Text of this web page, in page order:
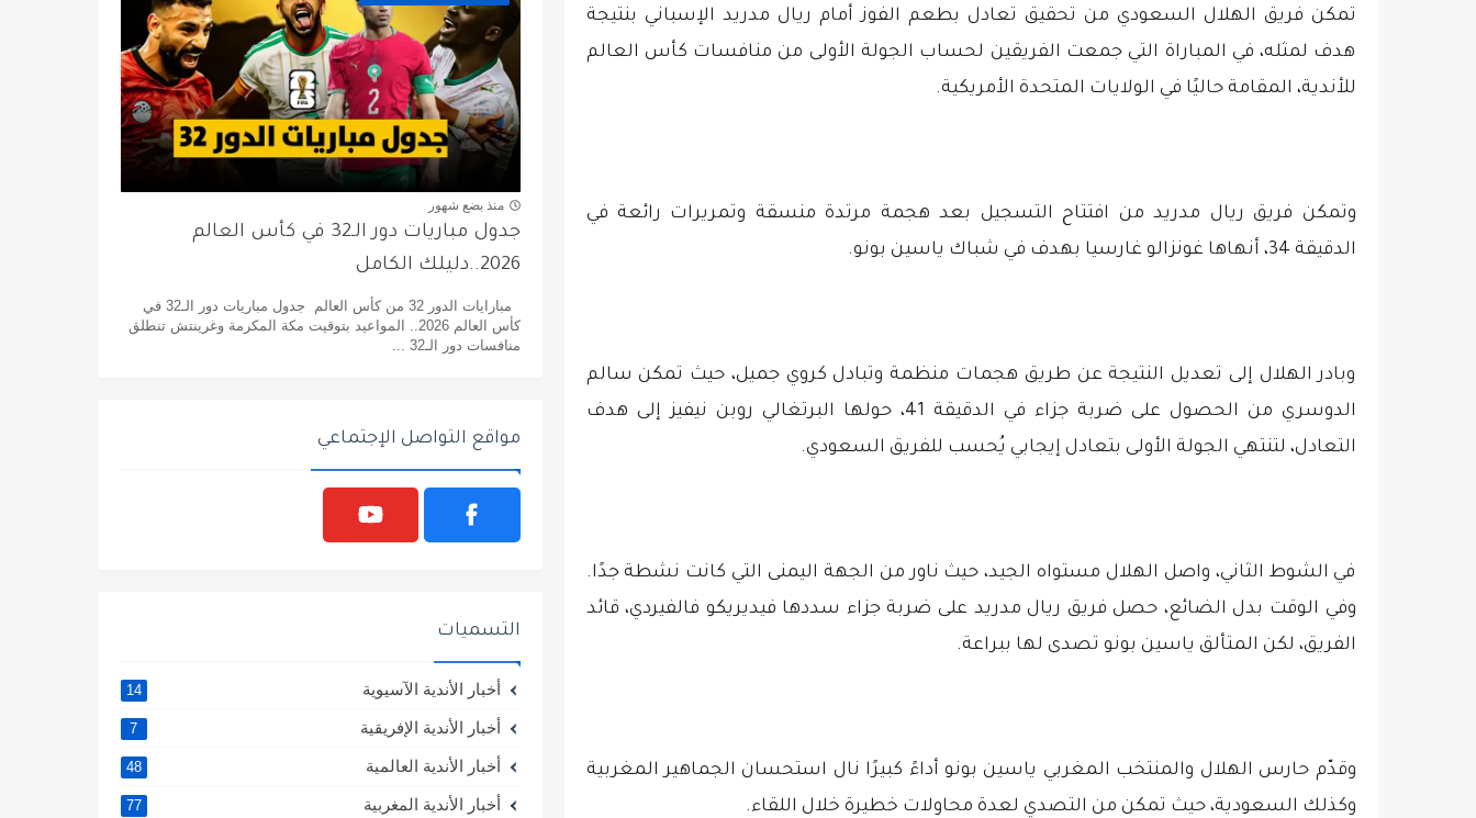
تمكن فريق الهلال السعودي من تحقيق تعادل بطعم الفوز أمام ريال مدريد الإسباني بنتيجة
هدف لمثله، في المباراة التي جمعت الفريقين لحساب الجولة الأولى من منافسات كأس العالم
للأندية، المقامة حاليًا في الولايات المتحدة الأمريكية.
وتمكن فريق ريال مدريد من افتتاح التسجيل بعد هجمة مرتدة منسقة وتمريرات رائعة في
الدقيقة 34، أنهاها غونزالو غارسيا بهدف في شباك ياسين بونو.
وبادر الهلال إلى تعديل النتيجة عن طريق هجمات منظمة وتبادل كروي جميل، حيث تمكن سالم
الدوسري من الحصول على ضربة جزاء في الدقيقة 41، حولها البرتغالي روبن نيفيز إلى هدف
التعادل، لتنتهي الجولة الأولى بتعادل إيجابي يُحسب للفريق السعودي.
في الشوط الثاني، واصل الهلال مستواه الجيد، حيث ناور من الجهة اليمنى التي كانت نشطة جدًا.
وفي الوقت بدل الضائع، حصل فريق ريال مدريد على ضربة جزاء سددها فيديريكو فالفيردي، قائد
الفريق، لكن المتألق ياسين بونو تصدى لها ببراعة.
وقدّم حارس الهلال والمنتخب المغربي ياسين بونو أداءً كبيرًا نال استحسان الجماهير المغربية
وكذلك السعودية، حيث تمكن من التصدي لعدة محاولات خطيرة خلال اللقاء.
منذ بضع شهور
جدول مباريات دور الـ32 في كأس العالم
2026..دليلك الكامل
مبارايات الدور 32 من كأس العالم جدول مباريات دور الـ32 في
كأس العالم 2026.. المواعيد بتوقيت مكة المكرمة وغرينتش تنطلق
منافسات دور الـ32 ...
مواقع التواصل الإجتماعي
التسميات
أخبار الأندية الآسيوية 14
أخبار الأندية الإفريقية 7
أخبار الأندية العالمية 48
أخبار الأندية المغربية 77